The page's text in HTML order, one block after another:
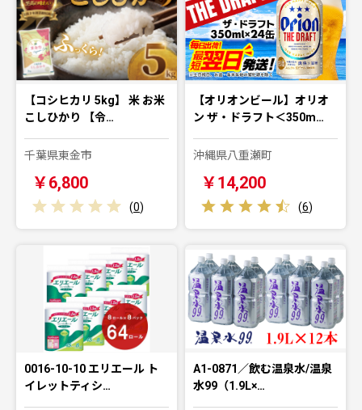
【コシヒカリ 5kg】 米 お米
こしひかり 【令…
千葉県東金市
￥6,800
(0)
【オリオンビール】オリオ
ン ザ・ドラフト＜350m…
沖縄県八重瀬町
￥14,200
(6)
0016-10-10 エリエール ト
イレットティシ…
A1-0871／飲む温泉水/温泉
水99（1.9L×…